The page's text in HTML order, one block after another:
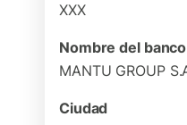
XXX
Nombre del banco
MANTU GROUP
Ciudad